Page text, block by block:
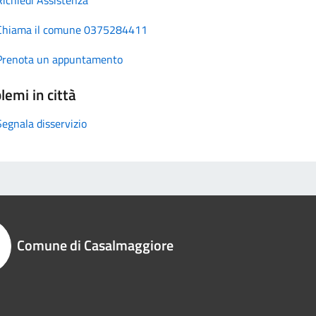
il comune 0375284411
un appuntamento
in città
disservizio
Comune di Casalmaggiore